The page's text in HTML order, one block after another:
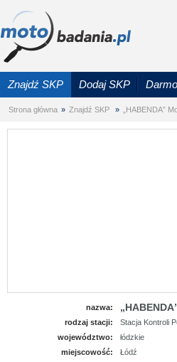
Znajdź SKP Dodaj SKP
Strona główna » Znajdź SKP » „HABENDA”
nazwa:
rodzaj stacji:
Stacja Kontroli
województwo:
łódzkie
miejscowość:
Łódź